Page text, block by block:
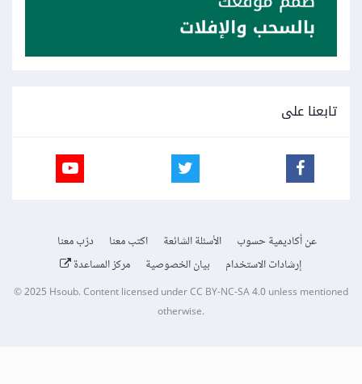
تابعنا على
عن أكاديمية حسوب الأسئلة الشائعة اكتب معنا
درّب معنا
إرشادات الاستخدام
بيان الخصوصية مركز المساعدة
© 2025 Hsoub.Content licensed underCC BY-NC-SA 4.0unless mentioned
otherwise.